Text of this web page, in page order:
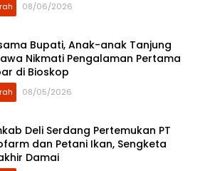
08/06/2026
Bupati, Anak-anak Tanjung
Nikmati Pengalaman Pertama
di Bioskop
08/05/2026
Deli Serdang Pertemukan PT
dan Petani Ikan, Sengketa
Damai